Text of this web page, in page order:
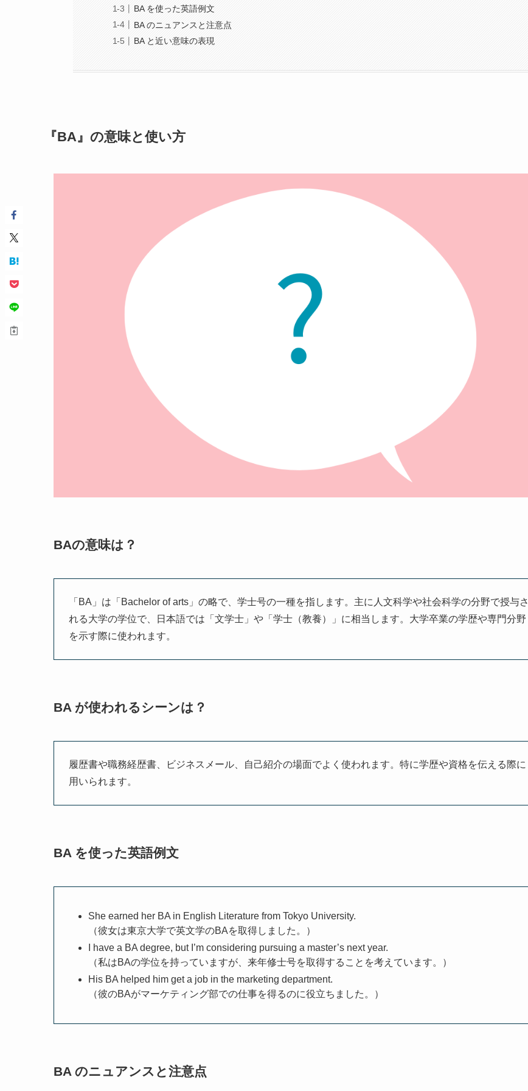
BA を使った英語例文
BA のニュアンスと注意点
BA と近い意味の表現
『BA』の意味と使い方
BAの意味は？
「BA」は「Bachelor of arts」の略で、学士号の一種を指します。主に人文科学や社会科学の分野で授与さ
れる大学の学位で、日本語では「文学士」や「学士（教養）」に相当します。大学卒業の学歴や専門分野
を示す際に使われます。
BA が使われるシーンは？
履歴書や職務経歴書、ビジネスメール、自己紹介の場面でよく使われます。特に学歴や資格を伝える際に
用いられます。
BA を使った英語例文
She earned her BA in English Literature from Tokyo University.
（彼女は東京大学で英文学のBAを取得しました。）
I have a BA degree, but I’m considering pursuing a master’s next year.
（私はBAの学位を持っていますが、来年修士号を取得することを考えています。）
His BA helped him get a job in the marketing department.
（彼のBAがマーケティング部での仕事を得るのに役立ちました。）
BA のニュアンスと注意点